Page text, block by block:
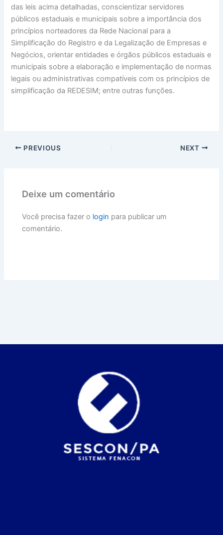
das leis acima detalhadas, conscientizar servidores
públicos estaduais e municipais sobre a importância dos
princípios norteadores da Rede Nacional para a
Simplificação do Registro e da Legalização de Empresas e
Negócios, orientar entidades e órgãos públicos estaduais e
municipais sobre a elaboração e implementação de normas
legais ou administrativas compatíveis com os princípios de
simplificação da REDESIM; entre outras funções.
PREVIOUS NEXT
Deixe um comentário
Você precisa fazer o login para publicar um
comentário.